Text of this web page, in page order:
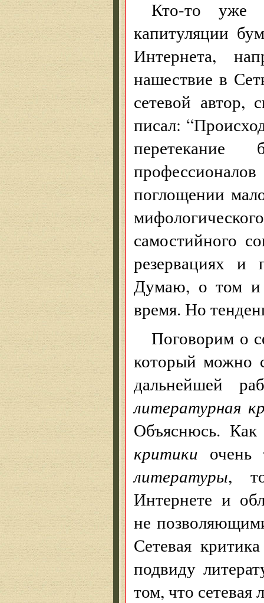
Кто-то уже
капитуляции
Интернета,
нашествие в
сетевой
писал:
поглощении
самостийного
резервациях и
Думаю, о том и
время. Но
Поговорим о
который можно
дальнейшей
литературная
Объяснюсь.
критики
литературы,
Интернете и
не
Сетевая
подвиду
том, что сетевая